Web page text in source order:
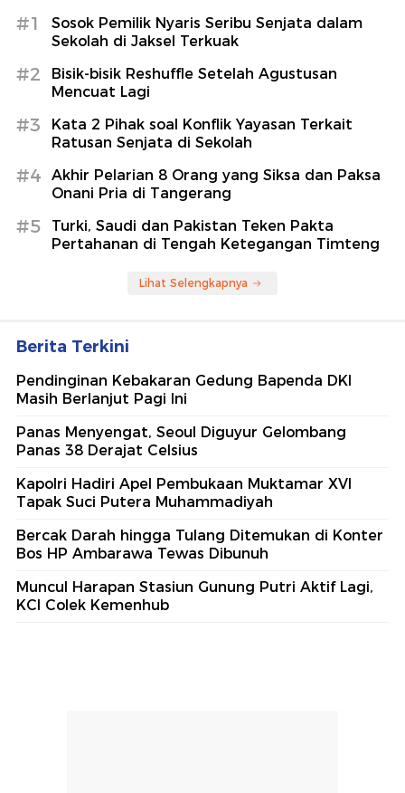
#1
Sosok Pemilik Nyaris Seribu Senjata dalam
Sekolah di Jaksel Terkuak
#2
Bisik-bisik Reshuffle Setelah Agustusan
Mencuat Lagi
#3
Kata 2 Pihak soal Konflik Yayasan Terkait
Ratusan Senjata di Sekolah
#4
Akhir Pelarian 8 Orang yang Siksa dan Paksa
Onani Pria di Tangerang
#5
Turki, Saudi dan Pakistan Teken Pakta
Pertahanan di Tengah Ketegangan Timteng
Lihat Selengkapnya
Berita Terkini
Pendinginan Kebakaran Gedung Bapenda DKI
Masih Berlanjut Pagi Ini
Panas Menyengat, Seoul Diguyur Gelombang
Panas 38 Derajat Celsius
Kapolri Hadiri Apel Pembukaan Muktamar XVI
Tapak Suci Putera Muhammadiyah
Bercak Darah hingga Tulang Ditemukan di Konter
Bos HP Ambarawa Tewas Dibunuh
Muncul Harapan Stasiun Gunung Putri Aktif Lagi,
KCI Colek Kemenhub